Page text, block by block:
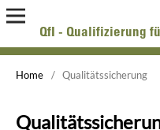
QfI - Qualifizierung
Home / Qualitätssicherung